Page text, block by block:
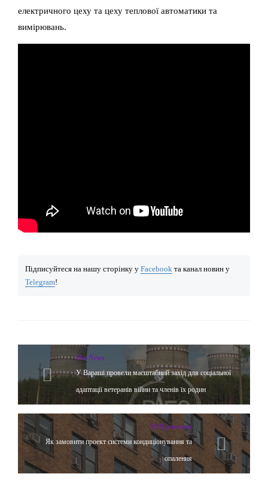
електричного цеху та цеху теплової автоматики та
вимірювань.
Підписуйтеся на нашу сторінку у Facebook та канал новин у
Telegram!
Hot News
У Вараші провели масштабний захід для соціальної
адаптації ветеранів війни та членів їх родин
ТОП реклама
Як замовити проект системи кондиціонування та
опалення